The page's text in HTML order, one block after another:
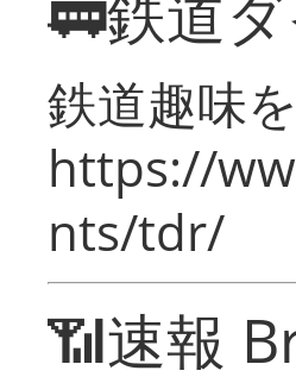
鉄道趣味
https://
nts/tdr/
📶速報